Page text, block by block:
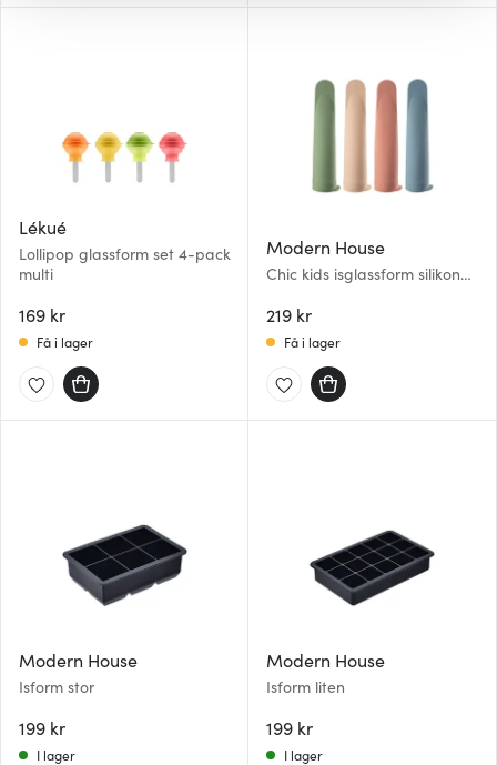
Lékué
Lollipop glassform set 4-pack
multi
169 kr
Få i lager
Modern House
Chic kids isglassform silikon
219 kr
Få i lager
Modern House
Isform stor
199 kr
I lager
Modern House
Isform liten
199 kr
I lager